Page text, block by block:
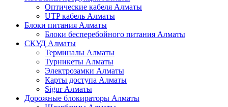
Оптические кабеля Алматы
UTP кабель Алматы
Блоки питания Алматы
Блоки бесперебойного питания Алматы
СКУД Алматы
Терминалы Алматы
Турникеты Алматы
Электрозамки Алматы
Карты доступа Алматы
Sigur Алматы
Дорожные блокираторы Алматы